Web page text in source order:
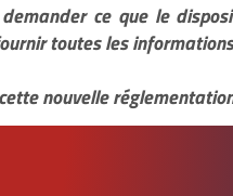
ce que le
toutes les
nouvelle